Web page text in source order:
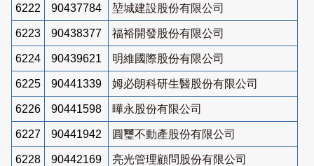
6222 90437784 堃城建設股份有限公司
6223 90438377 福裕開發股份有限公司
6224 90439621 明維國際股份有限公司
6225 90441339 姆必朗科研生醫股份有限公司
6226 90441598 曄永股份有限公司
6227 90441942 圓璽不動產股份有限公司
6228 90442169 亮光管理顧問股份有限公司